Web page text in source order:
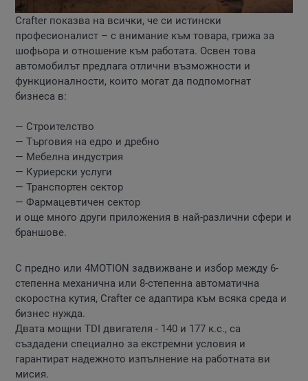
Crafter показва на всички, че си истински
професионалист – с внимание към товара, грижа за
шофьора и отношение към работата. Освен това
автомобилът предлага отлични възможности и
функционалности, които могат да подпомогнат
бизнеса в:
— Строителство
— Търговия на едро и дребно
— Мебелна индустрия
— Куриеpски услуги
— Транспортен сектор
— Фармацевтичен сектор
и още много други приложения в най-различни сфери и
браншове.
С предно или 4MOTION задвижване и избор между 6-
степенна механична или 8-степенна автоматична
скоростна кутия, Crafter се адаптира към всяка среда и
бизнес нужда.
Двата мощни TDI двигателя - 140 и 177 к.с., са
създадени специално за екстремни условия и
гарантират надежното изпълнение на работната ви
мисия.